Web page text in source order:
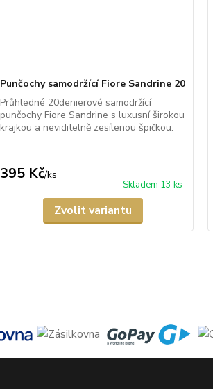
Punčochy samodržící Fiore Sandrine 20
Průhledné 20denierové samodržící
punčochy Fiore Sandrine s luxusní širokou
krajkou a neviditelně zesílenou špičkou.
395 Kč/ks
Skladem 13 ks
Zvolit variantu